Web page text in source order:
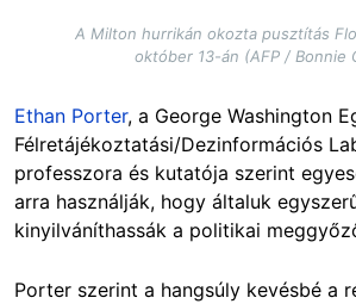
A Milton hurrikán okozta pusztítás
október 13-án (AFP / Bonnie
Ethan Porter, a George Washington
Félretájékoztatási/Dezinformációs
professzora és kutatója szerint
arra használják, hogy általuk
kinyilváníthassák a politikai
Porter szerint a hangsúly kevésbé a